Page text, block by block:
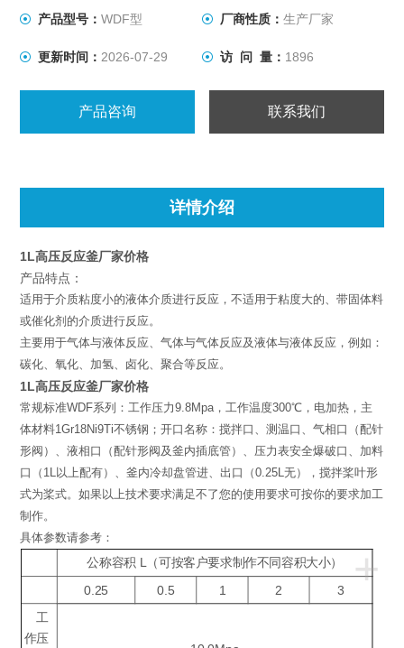
产品型号：WDF型 厂商性质： 生产厂家
更新时间： 2026-07-29 访 问 量： 1896
产品咨询 联系我们
详情介绍
1L高压反应釜厂家价格
产品特点：
适用于介质粘度小的液体介质进行反应，不适用于粘度大的、带固体料
或催化剂的介质进行反应。
主要用于气体与液体反应、气体与气体反应及液体与液体反应，例如：
碳化、氧化、加氢、卤化、聚合等反应。
1L高压反应釜厂家价格
常规标准WDF系列：工作压力9.8Mpa，工作温度300℃，电加热，主
体材料1Gr18Ni9Ti不锈钢；开口名称：搅拌口、测温口、气相口（配针
形阀）、液相口（配针形阀及釜内插底管）、压力表安全爆破口、加料
口（1L以上配有）、釜内冷却盘管进、出口（0.25L无），搅拌桨叶形
式为桨式。如果以上技术要求满足不了您的使用要求可按你的要求加工
制作。
具体参数请参考：
+
公称容积 L（可按客户要求制作不同容积大小）
0.25
0.5 1 2 3
工
作压